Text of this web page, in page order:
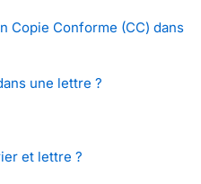
Copie Conforme (CC) dans
une lettre ?
et lettre ?